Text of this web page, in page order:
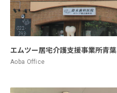
エムツー居宅介護支援事業所青葉
Aoba Office